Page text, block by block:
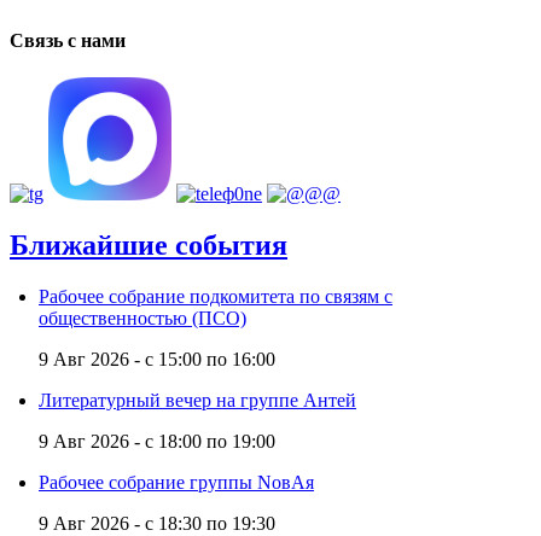
Связь с нами
Ближайшие события
Рабочее собрание подкомитета по связям с
общественностью (ПСО)
9 Авг 2026 - с 15:00 по 16:00
Литературный вечер на группе Антей
9 Авг 2026 - с 18:00 по 19:00
Рабочее собрание группы NовАя
9 Авг 2026 - с 18:30 по 19:30